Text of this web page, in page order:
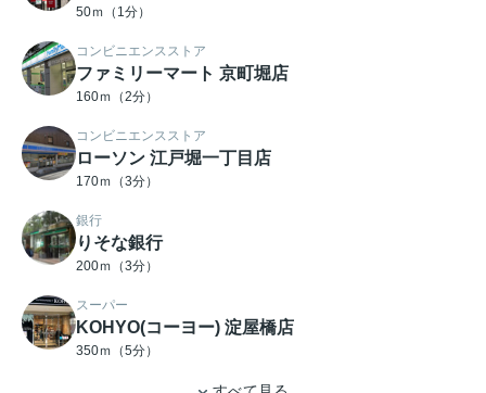
50ｍ（1分）
コンビニエンスストア
ファミリーマート 京町堀店
160ｍ（2分）
コンビニエンスストア
ローソン 江戸堀一丁目店
170ｍ（3分）
銀行
りそな銀行
200ｍ（3分）
スーパー
KOHYO(コーヨー) 淀屋橋店
350ｍ（5分）